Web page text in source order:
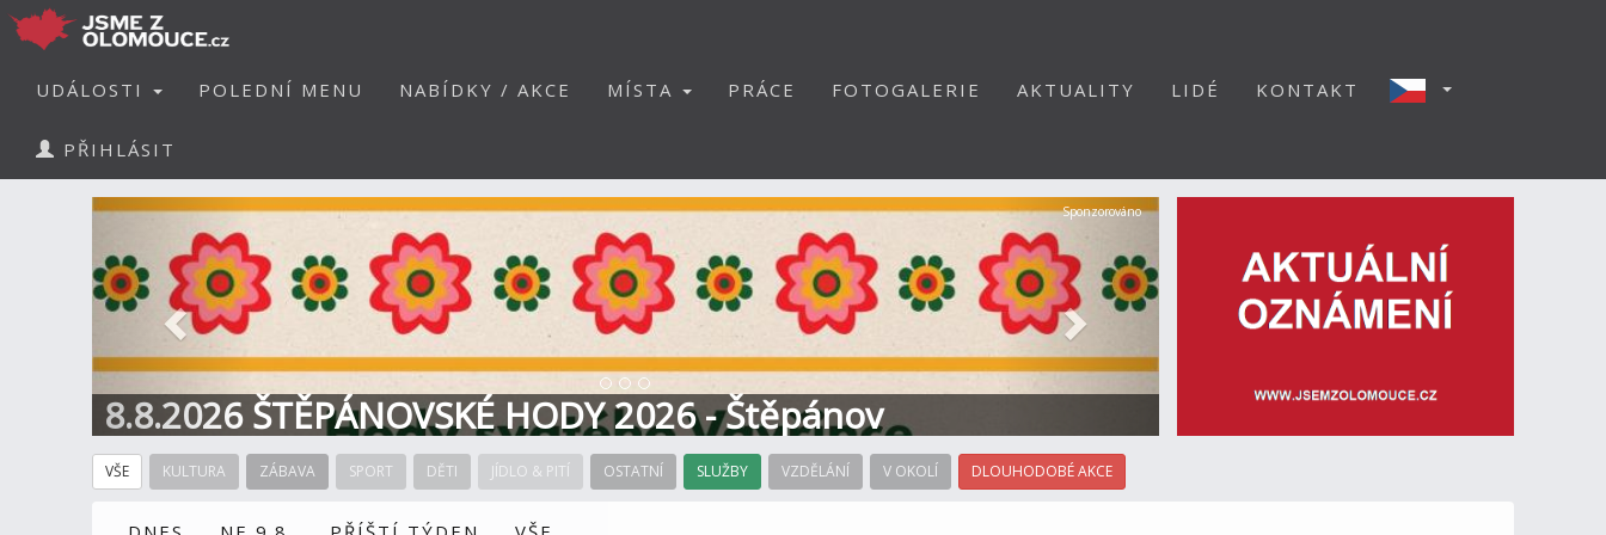
UDÁLOSTI POLEDNÍ MENU NABÍDKY / AKCE MÍSTA PRÁCE FOTOGALERIE AKTUALITY LIDÉ KONTAKT
PŘIHLÁSIT
8.8.2026 ŠTĚPÁNOVSKÉ HODY 2026 - Štěpánov
Předchozí Další
Sponzorováno
VŠE KULTURA ZÁBAVA SPORT DĚTI JÍDLO & PITÍ OSTATNÍ SLUŽBY VZDĚLÁNÍ V OKOLÍ DLOUHODOBÉ AKCE